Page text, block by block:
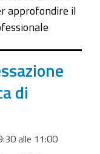
approfondire il
di
alle 11:00